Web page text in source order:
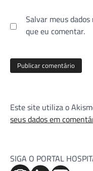
Salvar meus
que eu comentar.
Este site utiliza o
seus dados em
SIGA O PORTAL